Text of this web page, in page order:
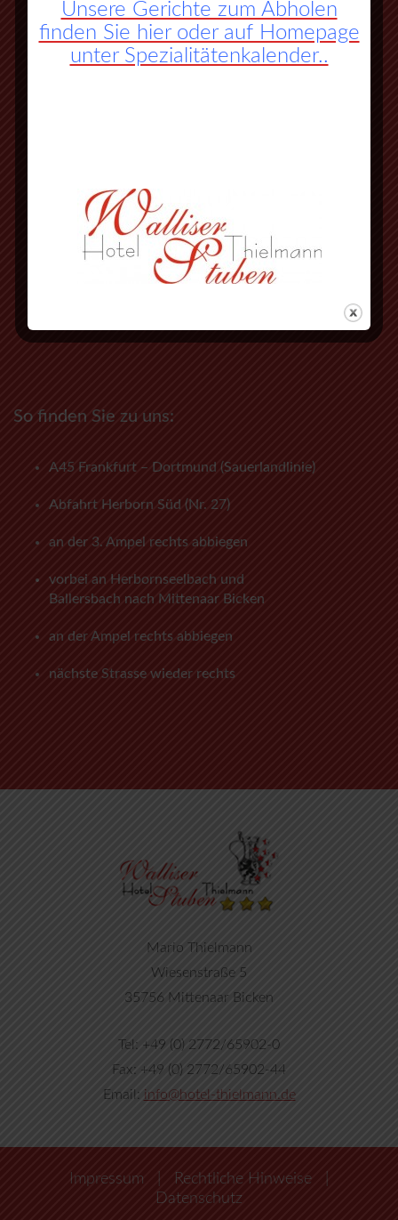
So finden Sie zu uns:
A45 Frankfurt – Dortmund (Sauerlandlinie)
Abfahrt Herborn Süd (Nr. 27)
an der 3. Ampel rechts abbiegen
vorbei an Herbornseelbach und
Ballersbach nach Mittenaar Bicken
an der Ampel rechts abbiegen
nächste Strasse wieder rechts
Mario Thielmann
Wiesenstraße 5
35756 Mittenaar Bicken
Tel: +49 (0) 2772/65902-0
Fax: +49 (0) 2772/65902-44
Email: info@hotel-thielmann.de
Impressum Rechtliche Hinweise
Datenschutz
Unsere Gerichte zum Abholen
finden Sie hier oder auf Homepage
unter Spezialitätenkalender..